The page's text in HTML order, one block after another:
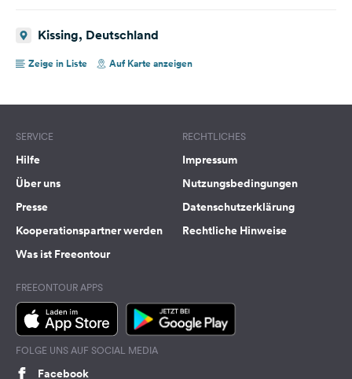
Kissing, Deutschland
Zeige in Liste Auf Karte anzeigen
SERVICE
Hilfe
Über uns
Presse
Kooperationspartner werden
Was ist Freeontour
RECHTLICHES
Impressum
Nutzungsbedingungen
Datenschutzerklärung
Rechtliche Hinweise
FREEONTOUR APPS
FOLGE UNS AUF SOCIAL MEDIA
Facebook